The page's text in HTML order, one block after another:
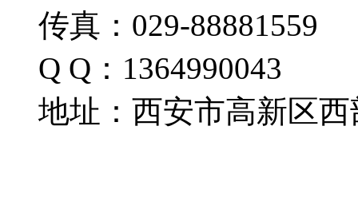
传真：029-88881559
Q Q：1364990043
地址：西安市高新区西